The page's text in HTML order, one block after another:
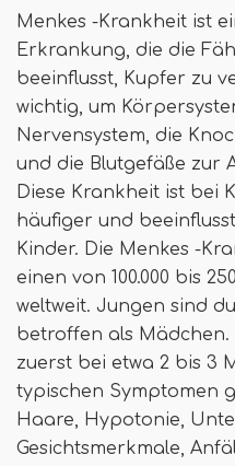
Menkes -Krankheit ist
Erkrankung, die die
beeinflusst, Kupfer zu
wichtig, um
Nervensystem, die
und die Blutgefäße zur
Diese Krankheit ist bei
häufiger und
Kinder. Die Menkes -
einen von 100.000 bis
weltweit. Jungen sind
betroffen als Mädchen.
zuerst bei etwa 2 bis 3
typischen Symptomen
Haare, Hypotonie,
Gesichtsmerkmale,